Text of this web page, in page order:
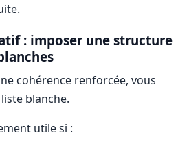
: imposer une structure
cohérence renforcée, vous
blanche.
utile si :